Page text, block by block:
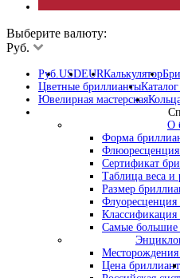
Выберите валюту:
Руб.
Руб.USDEURКалькулятор
Цветные бриллианты
Ювелирная мастерская
О
Форма
Сертификат
Таблица веса и
Размер
Флуоресценция
Классификация
Самые большие
Месторождения
Цена